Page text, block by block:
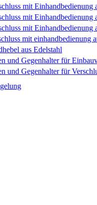
mit
mit
mit
mit einhandbedienung
aus Edelstahl
und Gegenhalter für
und Gegenhalter für